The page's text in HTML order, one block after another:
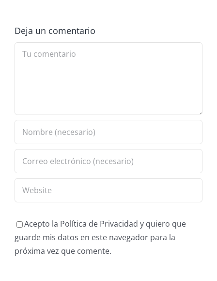
Deja un comentario
Comment
Acepto la Política de Privacidad y quiero que
guarde mis datos en este navegador para la
próxima vez que comente.